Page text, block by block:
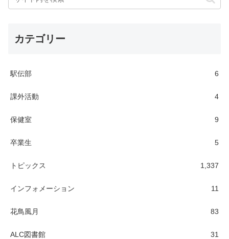
カテゴリー
駅伝部 6
課外活動 4
保健室 9
卒業生 5
トピックス 1,337
インフォメーション 11
花鳥風月 83
ALC図書館 31